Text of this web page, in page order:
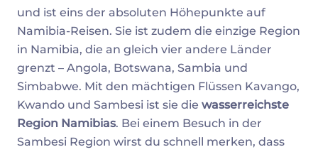
und ist eins der absoluten Höhepunkte auf
Namibia-Reisen. Sie ist zudem die einzige Region
in Namibia, die an gleich vier andere Länder
grenzt – Angola, Botswana, Sambia und
Simbabwe. Mit den mächtigen Flüssen Kavango,
Kwando und Sambesi ist sie die wasserreichste
Region Namibias. Bei einem Besuch in der
Sambesi Region wirst du schnell merken, dass